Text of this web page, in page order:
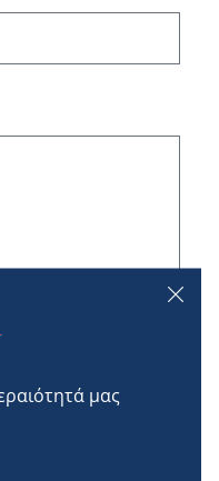
υποχρεωτικά.
σκοπούς.